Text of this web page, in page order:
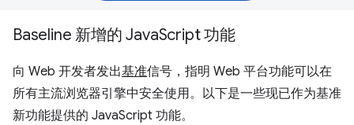
Baseline 新增的 JavaScript 功能
向 Web 开发者发出基准信号，指明 Web 平台功能可以在
所有主流浏览器引擎中安全使用。以下是一些现已作为基准
新功能提供的 JavaScript 功能。